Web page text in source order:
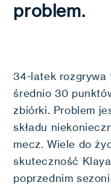
problem.
34-latek rozgrywa
średnio 30
zbiórki. Problem
składu
mecz. Wiele do
skuteczność
poprzednim